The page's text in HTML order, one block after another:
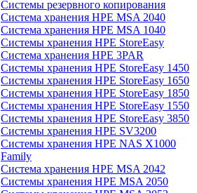
Системы резервного копирования
Система хранения HPE MSA 2040
Система хранения HPE MSA 1040
Системы хранения HPE StoreEasy
Система хранения HPE 3PAR
Системы хранения HPE StoreEasy 1450
Системы хранения HPE StoreEasy 1650
Системы хранения HPE StoreEasy 1850
Системы хранения HPE StoreEasy 1550
Системы хранения HPE StoreEasy 3850
Системы хранения HPE SV3200
Системы хранения HPE NAS X1000
Family
Система хранения HPE MSA 2042
Системы хранения HPE MSA 2050